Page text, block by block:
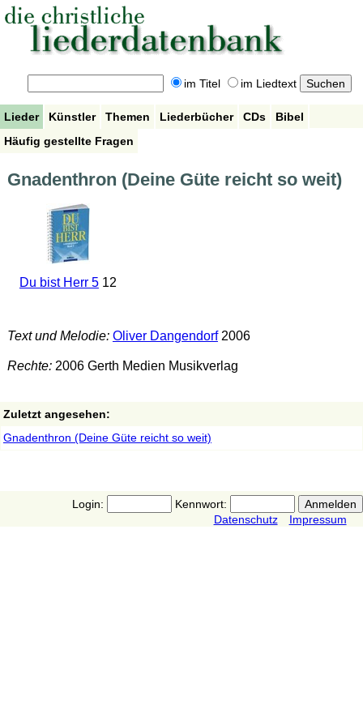
im Titel im Liedtext
Lieder Künstler Themen Liederbücher CDs
Bibel
Häufig gestellte Fragen
Gnadenthron (Deine Güte reicht so weit)
Du bist Herr 512
Text und Melodie: Oliver Dangendorf2006
Rechte:2006 Gerth Medien Musikverlag
Zuletzt angesehen:
Gnadenthron (Deine Güte reicht so weit)
Login:
Kennwort:
Datenschutz
Impressum